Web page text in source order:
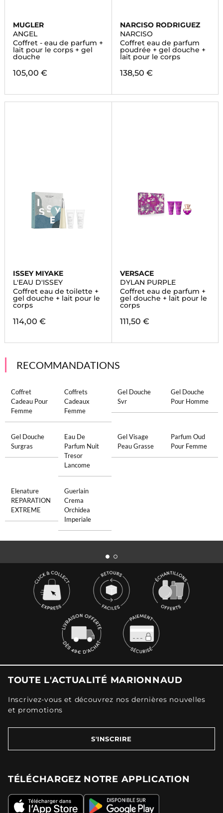
MUGLER
ANGEL
Coffret - eau de parfum +
lait pour le corps + gel
douche
105,00 €
NARCISO RODRIGUEZ
NARCISO
Coffret eau de parfum
poudrée + gel douche +
lait pour le corps
138,50 €
ISSEY MIYAKE
L'EAU D'ISSEY
Coffret eau de toilette +
gel douche + lait pour le
corps
114,00 €
VERSACE
DYLAN PURPLE
Coffret eau de parfum +
gel douche + lait pour le
corps
111,50 €
RECOMMANDATIONS
Coffret
Cadeau Pour
Femme
Coffrets
Cadeaux
Femme
Gel Douche
Svr
Gel Douche
Pour Homme
Gel Douche
Surgras
Eau De
Parfum Nuit
Tresor
Lancome
Gel Visage
Peau Grasse
Parfum Oud
Pour Femme
Elenature
REPARATION
EXTREME
Guerlain
Crema
Orchidea
Imperiale
TOUTE L'ACTUALITÉ MARIONNAUD
Inscrivez-vous et découvrez nos dernières nouvelles
et promotions
S'INSCRIRE
TÉLÉCHARGEZ NOTRE APPLICATION